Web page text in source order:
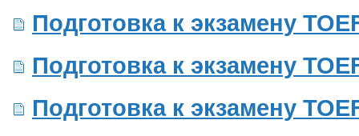
Подготовка к экзамену
Подготовка к экзамену
Подготовка к экзамену